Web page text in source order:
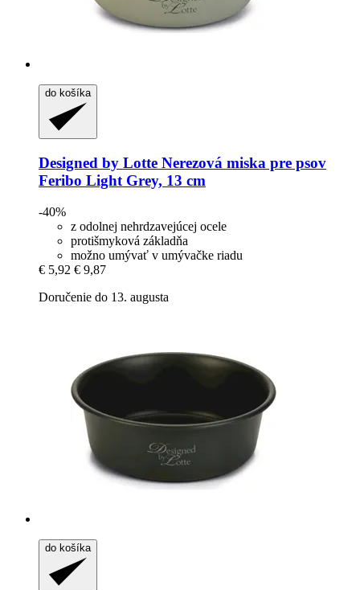
do košíka
Designed by Lotte Nerezová miska pre psov
Feribo Light Grey, 13 cm
-40%
z odolnej nehrdzavejúcej ocele
protišmyková základňa
možno umývať v umývačke riadu
€ 5,92 € 9,87
Doručenie do 13. augusta
do košíka